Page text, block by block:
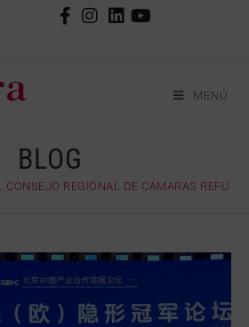
MENÚ
BLOG
CONSEJO REGIONAL DE CÁMARAS